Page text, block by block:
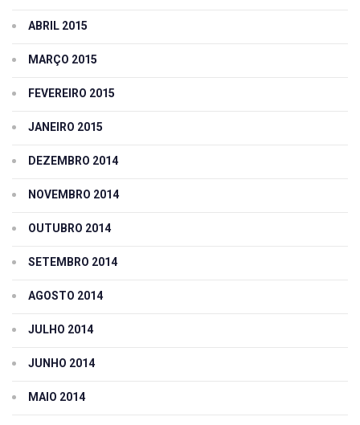
ABRIL 2015
MARÇO 2015
FEVEREIRO 2015
JANEIRO 2015
DEZEMBRO 2014
NOVEMBRO 2014
OUTUBRO 2014
SETEMBRO 2014
AGOSTO 2014
JULHO 2014
JUNHO 2014
MAIO 2014